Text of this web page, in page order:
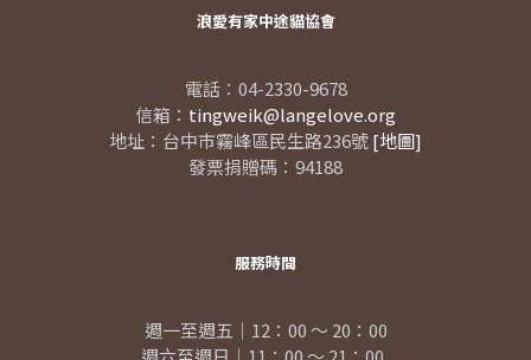
浪愛有家中途貓協會
電話：04-2330-9678
信箱： tingweik@langelove.org
地址：台中市霧峰區民生路236號[地圖]
發票捐贈碼：94188
服務時間
週一至週五｜12：00 ～ 20：00